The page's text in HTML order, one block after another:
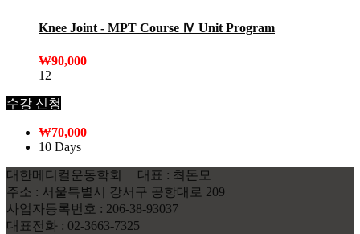
Knee Joint - MPT Course Ⅳ Unit Program
₩90,000
12
수강 신청
₩70,000
10 Days
대한메디컬운동학회 | 대표 : 최돈모
주소 : 서울특별시 강서구 공항대로 209
사업자등록번호 : 206-38-93037
대표전화 : 02-3663-7325